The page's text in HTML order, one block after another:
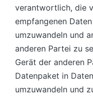
verantwortlich, die
empfangenen
umzuwandeln und
anderen Partei zu
Gerät der anderen
Datenpaket in
umzuwandeln und